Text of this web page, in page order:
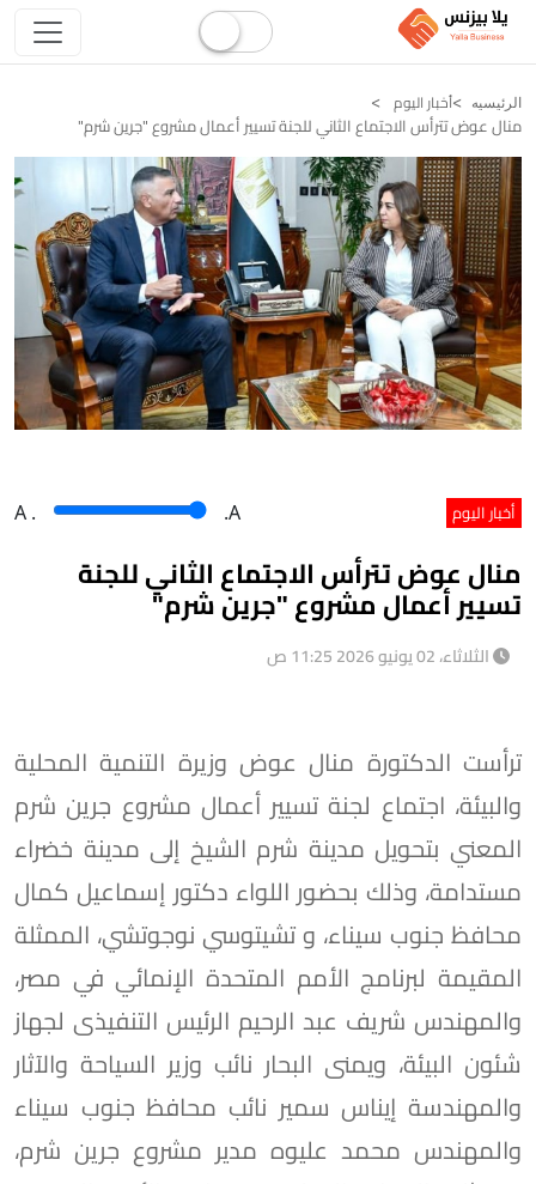
الرئيسيه أخبار اليوم
منال عوض تترأس الاجتماع الثاني للجنة تسيير أعمال مشروع "جرين شرم"
أخبار اليوم A . .A
منال عوض تترأس الاجتماع الثاني للجنة
تسيير أعمال مشروع "جرين شرم"
الثلاثاء، 02 يونيو 2026 11:25 ص
ترأست الدكتورة منال عوض وزيرة التنمية المحلية
والبيئة، اجتماع لجنة تسيير أعمال مشروع جرين شرم
المعني بتحويل مدينة شرم الشيخ إلى مدينة خضراء
مستدامة، وذلك بحضور اللواء دكتور إسماعيل كمال
محافظ جنوب سيناء، و تشيتوسي نوجوتشي، الممثلة
المقيمة لبرنامج الأمم المتحدة الإنمائي في مصر،
والمهندس شريف عبد الرحيم الرئيس التنفيذى لجهاز
شئون البيئة، ويمنى البحار نائب وزير السياحة والآثار
والمهندسة إيناس سمير نائب محافظ جنوب سيناء
والمهندس محمد عليوه مدير مشروع جرين شرم،